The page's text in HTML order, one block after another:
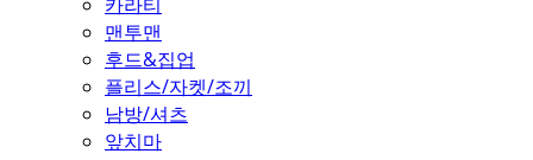
맨투맨
후드&집업
플리스/자켓/조끼
남방/셔츠
앞치마